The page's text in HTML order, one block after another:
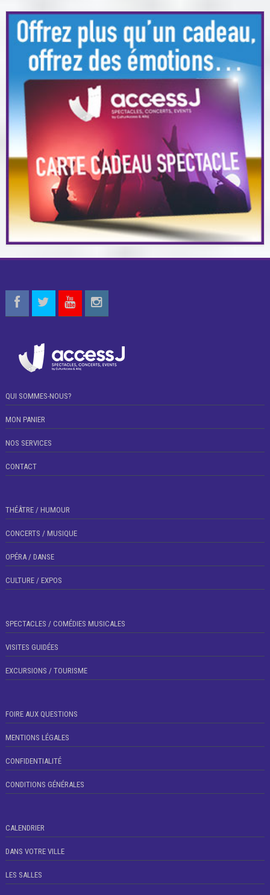
QUI SOMMES-NOUS?
MON PANIER
NOS SERVICES
CONTACT
THÉÂTRE / HUMOUR
CONCERTS / MUSIQUE
OPÉRA / DANSE
CULTURE / EXPOS
SPECTACLES / COMÉDIES MUSICALES
VISITES GUIDÉES
EXCURSIONS / TOURISME
FOIRE AUX QUESTIONS
MENTIONS LÉGALES
CONFIDENTIALITÉ
CONDITIONS GÉNÉRALES
CALENDRIER
DANS VOTRE VILLE
LES SALLES